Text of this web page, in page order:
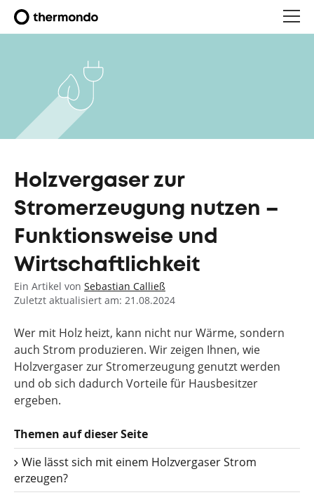
Holzvergaser zur
Stromerzeugung nutzen –
Funktionsweise und
Wirtschaftlichkeit
Ein Artikel von Sebastian Calließ
Zuletzt aktualisiert am: 21.08.2024
Wer mit Holz heizt, kann nicht nur Wärme, sondern
auch Strom produzieren. Wir zeigen Ihnen, wie
Holzvergaser zur Stromerzeugung genutzt werden
und ob sich dadurch Vorteile für Hausbesitzer
ergeben.
Themen auf dieser Seite
Wie lässt sich mit einem Holzvergaser Strom
erzeugen?